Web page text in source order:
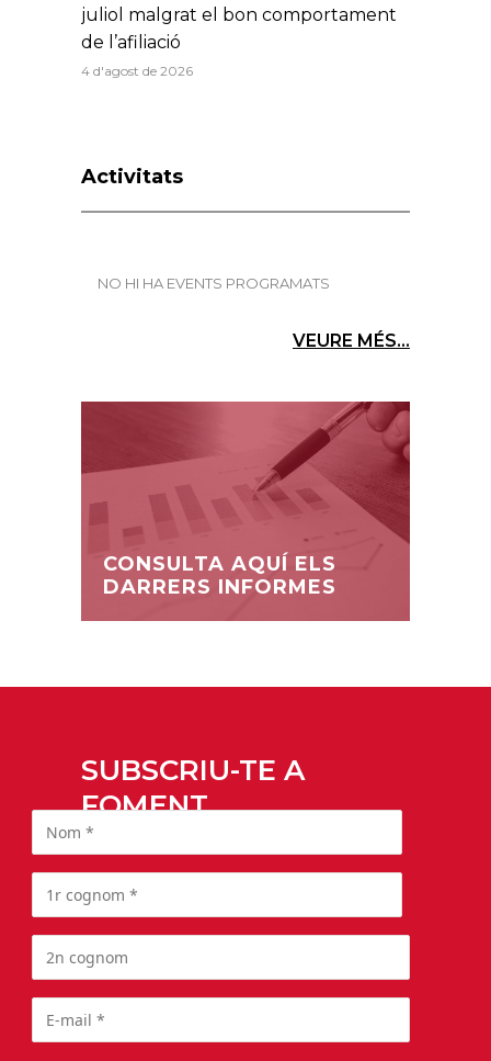
juliol malgrat el bon comportament
de l’afiliació
4 d'agost de 2026
Activitats
NO HI HA EVENTS PROGRAMATS
VEURE MÉS...
CONSULTA AQUÍ ELS
DARRERS INFORMES
SUBSCRIU-TE A
FOMENT